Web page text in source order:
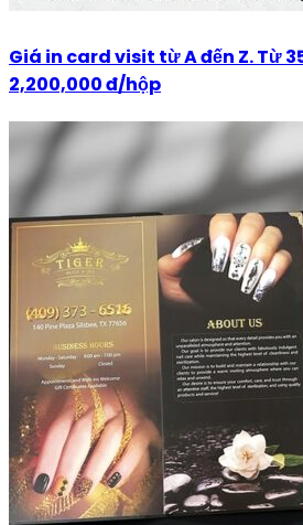
Giá in card visit từ A đến Z. Từ
2,200,000 đ/hộp